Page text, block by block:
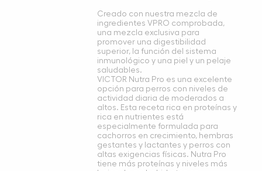
Creado con nuestra mezcla de
ingredientes VPRO comprobada,
una mezcla exclusiva para
promover una digestibilidad
superior, la función del sistema
inmunológico y una piel y un pelaje
saludables.
VICTOR Nutra Pro es una excelente
opción para perros con niveles de
actividad diaria de moderados a
altos. Esta receta rica en proteínas y
rica en nutrientes está
especialmente formulada para
cachorros en crecimiento, hembras
gestantes y lactantes y perros con
altas exigencias físicas. Nutra Pro
tiene más proteínas y niveles más